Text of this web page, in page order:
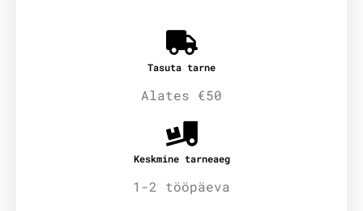
Tasuta tarne
Alates €50
Keskmine tarneaeg
1-2 tööpäeva